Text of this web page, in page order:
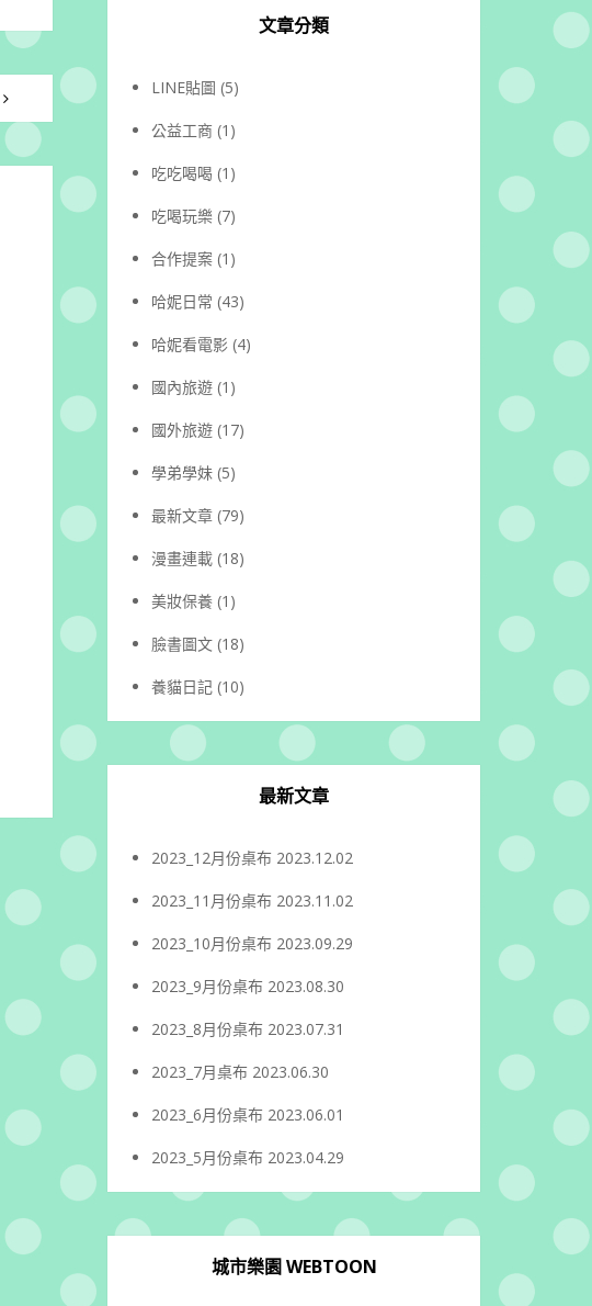
文章分類
LINE貼圖 (5)
公益工商 (1)
吃吃喝喝 (1)
吃喝玩樂 (7)
合作提案 (1)
哈妮日常 (43)
哈妮看電影 (4)
國內旅遊 (1)
國外旅遊 (17)
學弟學妹 (5)
最新文章 (79)
漫畫連載 (18)
美妝保養 (1)
臉書圖文 (18)
養貓日記 (10)
最新文章
2023_12月份桌布 2023.12.02
2023_11月份桌布 2023.11.02
2023_10月份桌布 2023.09.29
2023_9月份桌布 2023.08.30
2023_8月份桌布 2023.07.31
2023_7月桌布 2023.06.30
2023_6月份桌布 2023.06.01
2023_5月份桌布 2023.04.29
城市樂園 WEBTOON